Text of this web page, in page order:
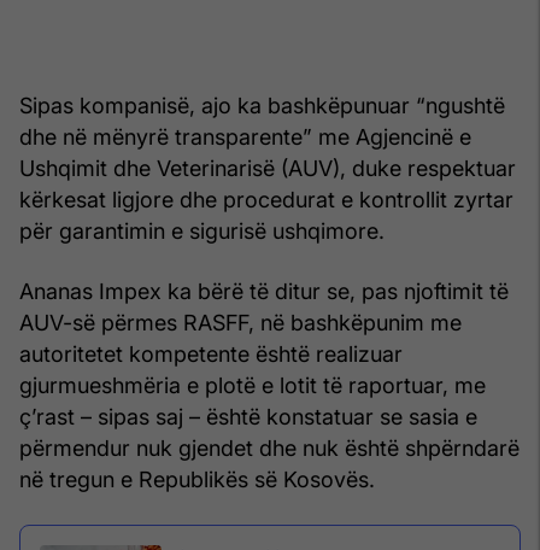
Sipas kompanisë, ajo ka bashkëpunuar “ngushtë
dhe në mënyrë transparente” me Agjencinë e
Ushqimit dhe Veterinarisë (AUV), duke respektuar
kërkesat ligjore dhe procedurat e kontrollit zyrtar
për garantimin e sigurisë ushqimore.
Ananas Impex ka bërë të ditur se, pas njoftimit të
AUV-së përmes RASFF, në bashkëpunim me
autoritetet kompetente është realizuar
gjurmueshmëria e plotë e lotit të raportuar, me
ç’rast – sipas saj – është konstatuar se sasia e
përmendur nuk gjendet dhe nuk është shpërndarë
në tregun e Republikës së Kosovës.